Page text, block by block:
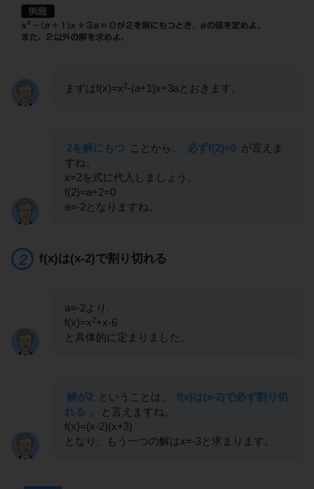
まずはf(x)=x2-(a+1)x+3aとおきます。
2を解にもつ ことから、 必ずf(2)=0 が言えま
すね。
x=2を式に代入しましょう。
f(2)=a+2=0
a=-2となりますね。
f(x)は(x-2)で割り切れる
a=-2より、
f(x)=x2+x-6
と具体的に定まりました。
解が2 ということは、
f(x)は(x-2)で必ず割り切
れる
、と言えますね。
f(x)=(x-2)(x+3)
となり、もう一つの解はx=-3と求まります。